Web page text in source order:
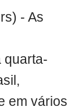
- As
quarta-
em vários